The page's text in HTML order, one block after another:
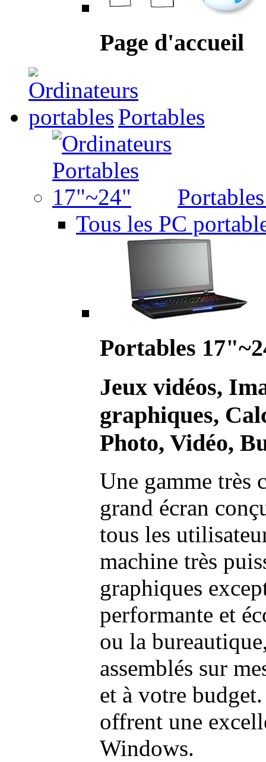
Page d'accueil
Portables
Tous les PC
Portables
Jeux vidéos,
graphiques,
Photo, Vidéo,
Une gamme très
grand écran
tous les
machine très
graphiques
performante et
ou la
assemblés sur
et à votre
offrent une
Windows.